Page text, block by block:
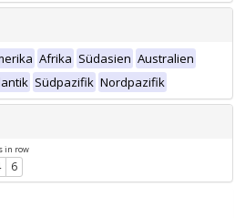
Afrika Südasien Australien
Südpazifik Nordpazifik
in row
6